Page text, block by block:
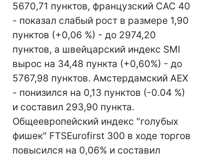
5670,71 пунктов, французский CAC 40
- показал слабый рост в размере 1,90
пунктов (+0,06 %) - до 2974,20
пунктов, а швейцарский индекс SMI
вырос на 34,48 пункта (+0,60%) - до
5767,98 пунктов. Амстердамский AEX
- понизился на 0,13 пунктов (-0.04 %)
и составил 293,90 пункта.
Общеевропейский индекс "голубых
фишек" FTSEurofirst 300 в ходе торгов
повысился на 0,06% и составил